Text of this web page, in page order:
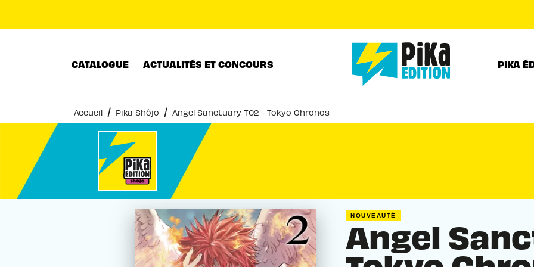
CATALOGUE ACTUALITÉS ET CONCOURS PIKA
Accueil / Pika Shôjo / Angel Sanctuary T02 - Tokyo Chronos
NOUVEAUTÉ
Angel